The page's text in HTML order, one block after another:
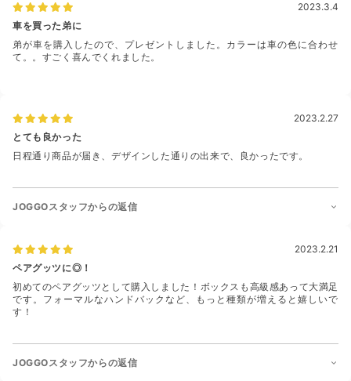
2023.3.4
車を買った弟に
弟が車を購入したので、プレゼントしました。カラーは車の色に合わせ
て。。すごく喜んでくれました。
2023.2.27
とても良かった
日程通り商品が届き、デザインした通りの出来で、良かったです。
JOGGOスタッフからの返信
2023.2.21
ペアグッツに◎！
初めてのペアグッツとして購入しました！ボックスも高級感あって大満足
です。フォーマルなハンドバックなど、もっと種類が増えると嬉しいで
す！
JOGGOスタッフからの返信